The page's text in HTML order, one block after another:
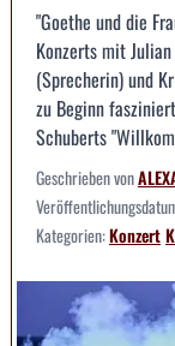
"Goethe und die
Konzerts mit
(Sprecherin) und
zu Beginn
Schuberts
Geschrieben von
Kategorien:Konzert